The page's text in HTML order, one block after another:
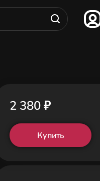
2 380 ₽
Купить